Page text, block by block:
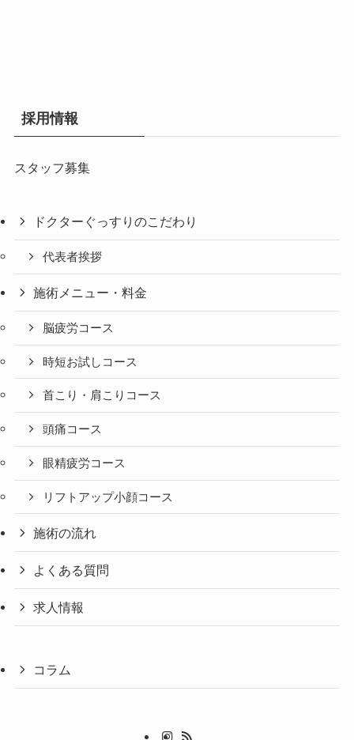
採用情報
スタッフ募集
ドクターぐっすりのこだわり
代表者挨拶
施術メニュー・料金
脳疲労コース
時短お試しコース
首こり・肩こりコース
頭痛コース
眼精疲労コース
リフトアップ小顔コース
施術の流れ
よくある質問
求人情報
コラム